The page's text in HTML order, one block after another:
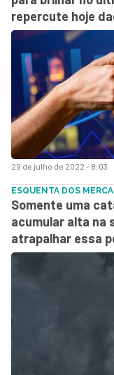
29 de julho de 2022 - 8:03
repercute hoje
ESQUENTA DOS
Somente uma
acumular alta na
atrapalhar essa